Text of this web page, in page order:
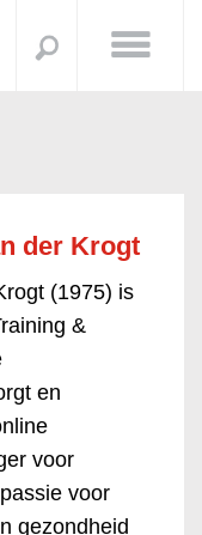
der Krogt
(1975) is
&
en
voor
voor
gezondheid